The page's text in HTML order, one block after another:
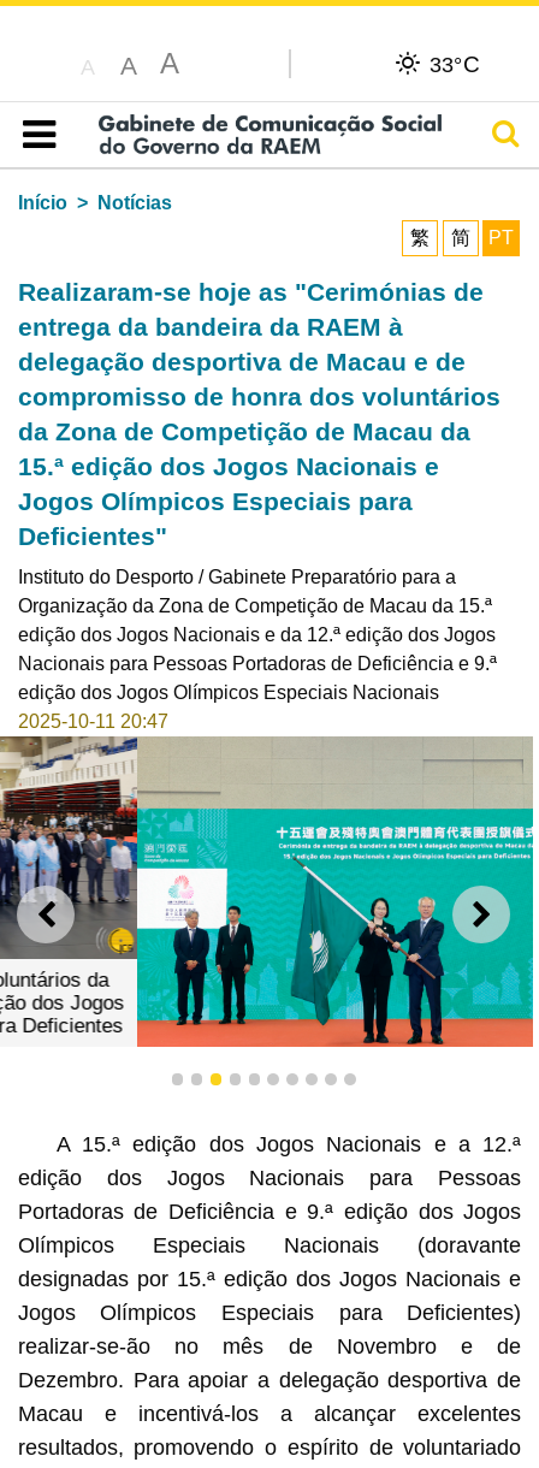
A A A 33°C
Índice
Início
Notícias
繁
简 PT
Realizaram-se hoje as "Cerimónias de
entrega da bandeira da RAEM à
delegação desportiva de Macau e de
compromisso de honra dos voluntários
da Zona de Competição de Macau da
15.ª edição dos Jogos Nacionais e
Jogos Olímpicos Especiais para
Deficientes"
Instituto do Desporto / Gabinete Preparatório para a
Organização da Zona de Competição de Macau da 15.ª
edição dos Jogos Nacionais e da 12.ª edição dos Jogos
Nacionais para Pessoas Portadoras de Deficiência e 9.ª
edição dos Jogos Olímpicos Especiais Nacionais
2025-10-11 20:47
ANTERIOR
RAEM à delegação desportiva da RAEM que participa na
15.ª edição dos Jogos Nacionais e Jogos Olímpicos
Especiais para Deficientes.
1 2 3 4 5 6 7 8 9 10
A 15.ª edição dos Jogos Nacionais e a 12.ª
edição dos Jogos Nacionais para Pessoas
Portadoras de Deficiência e 9.ª edição dos Jogos
Olímpicos Especiais Nacionais (doravante
designadas por 15.ª edição dos Jogos Nacionais e
Jogos Olímpicos Especiais para Deficientes)
realizar-se-ão no mês de Novembro e de
Dezembro. Para apoiar a delegação desportiva de
Macau e incentivá-los a alcançar excelentes
resultados, promovendo o espírito de voluntariado